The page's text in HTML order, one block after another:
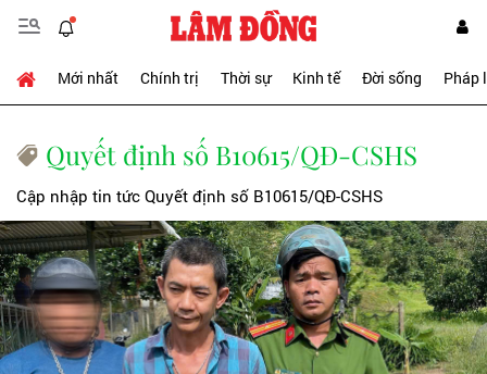
Mới nhất Chính trị Thời sự Kinh tế Đời sống Pháp
Quyết định số B10615/QĐ-CSHS
Cập nhập tin tức Quyết định số B10615/QĐ-CSHS